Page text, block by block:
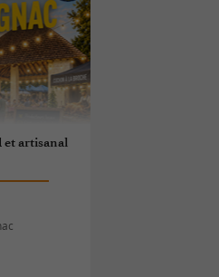
et artisanal